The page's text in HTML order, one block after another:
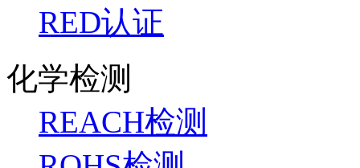
RED认证
化学检测
REACH检测